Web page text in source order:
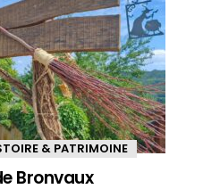
& PATRIMOINE
Bronvaux